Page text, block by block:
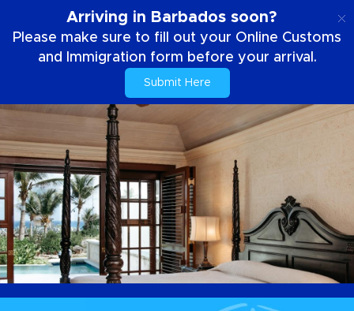
Arriving in Barbados soon?
Please make sure to fill out your Online Customs
and Immigration form before your arrival.
Submit Here